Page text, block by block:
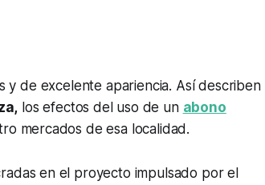
y de excelente apariencia. Así describen
los efectos del uso de un abono
mercados de esa localidad.
en el proyecto impulsado por el